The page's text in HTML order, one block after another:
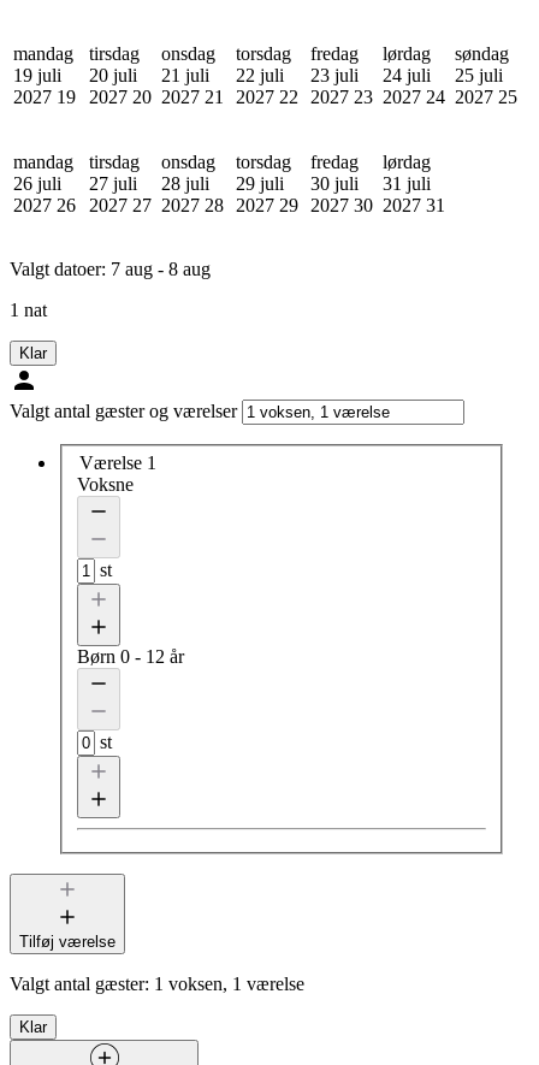
mandag
19 juli
2027 19
tirsdag
20 juli
2027 20
onsdag
21 juli
2027 21
torsdag
22 juli
2027 22
fredag
23 juli
2027 23
lørdag
24 juli
2027 24
søndag
25 juli
2027 25
mandag
26 juli
2027 26
tirsdag
27 juli
2027 27
onsdag
28 juli
2027 28
torsdag
29 juli
2027 29
fredag
30 juli
2027 30
lørdag
31 juli
2027 31
Valgt datoer: 7 aug - 8 aug
1 nat
Klar
Valgt antal gæster og værelser
Værelse 1
Voksne
st
Børn 0 - 12 år
st
Tilføj værelse
Valgt antal gæster: 1 voksen, 1 værelse
Klar